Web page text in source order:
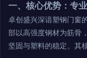
一、核心优势：专
卓创盛兴深谙塑钢门窗
部以高强度钢材为筋骨
坚固与塑料的稳定。其